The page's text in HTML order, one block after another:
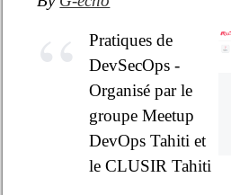
Pratiques de
DevSecOps -
Organisé par le
groupe Meetup
DevOps Tahiti et
le CLUSIR Tahiti